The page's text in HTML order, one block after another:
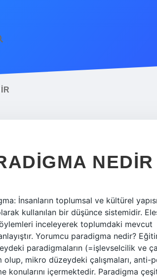
NEDIR
İnsanların toplumsal ve kültürel
kullanılan bir düşünce sistemidir.
inceleyerek toplumdaki mevcut
Yorumcu paradigma nedir?
paradigmaların (=işlevselcilik ve
mikro düzeydeki çalışmaları, anti-
içermektedir. Paradigma